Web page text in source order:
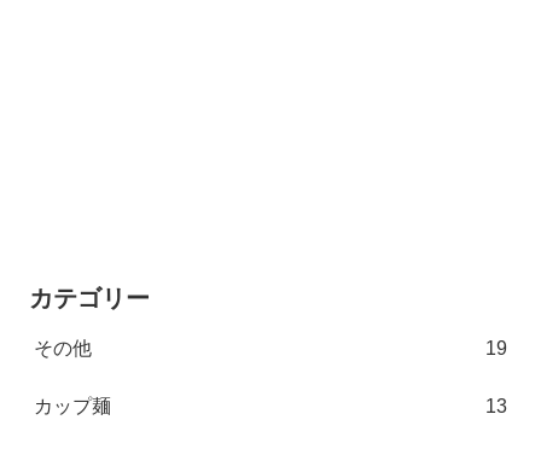
カテゴリー
その他 19
カップ麺 13